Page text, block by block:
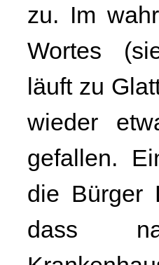
zu. Im
Wortes
läuft zu
wieder
gefallen.
die Bürger
dass